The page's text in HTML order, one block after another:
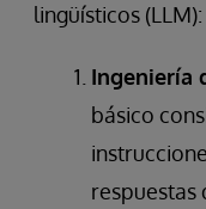
lingüísticos (LLM):
Ingeniería
básico
respuestas